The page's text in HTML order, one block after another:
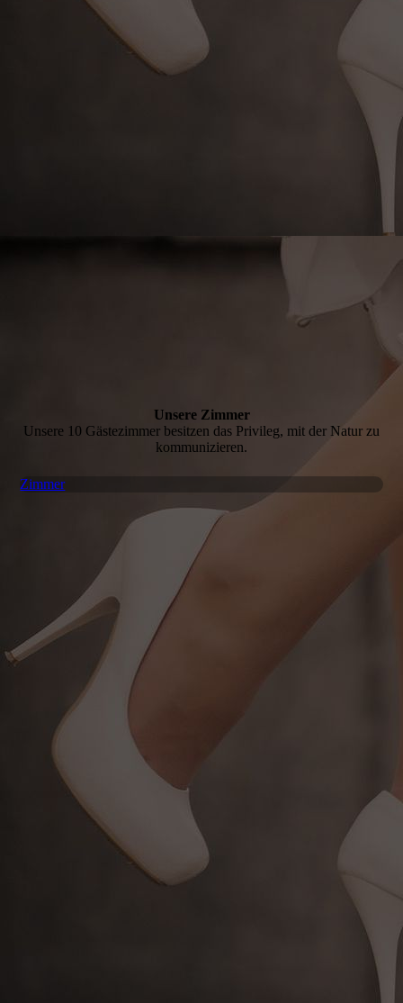
Unsere Zimmer
Unsere 10 Gäste­zimmer besitzen das Privi­leg, mit der Natur zu
kommuni­zieren.
Zimmer